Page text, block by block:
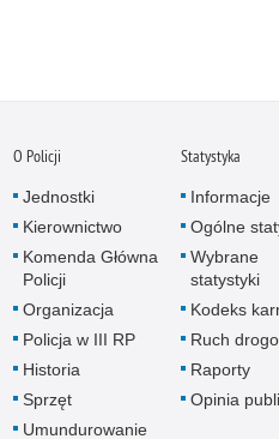
O Policji
Jednostki
Kierownictwo
Komenda Główna
Policji
Organizacja
Policja w III RP
Historia
Sprzęt
Umundurowanie
Statystyka
Informacje
Ogólne
Wybrane
statystyki
Kodeks
Ruch
Raporty
Opinia